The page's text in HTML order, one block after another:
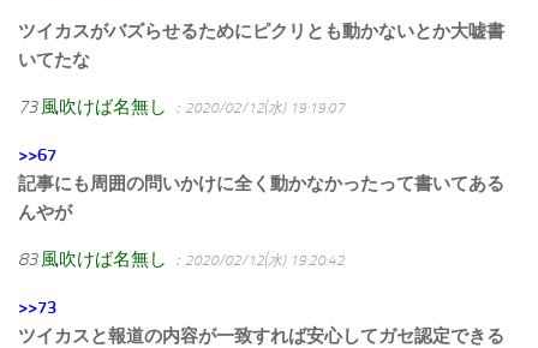
ツイカスがバズらせるためにピクリとも動かないとか大嘘書
いてたな
73 風吹けば名無し ：2020/02/12(水) 19:19:07
>>67
記事にも周囲の問いかけに全く動かなかったって書いてある
んやが
83 風吹けば名無し ：2020/02/12(水) 19:20:42
>>73
ツイカスと報道の内容が一致すれば安心してガセ認定できる